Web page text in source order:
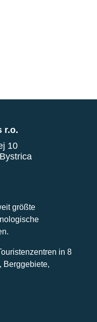
r.o.
10
größte
in 8
Berggebiete,